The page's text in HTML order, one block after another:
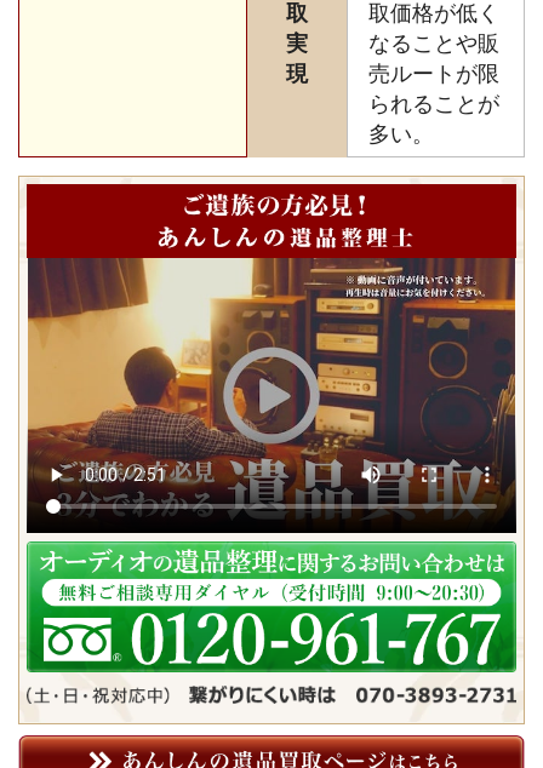
取
実
現
取価格が低く
なることや販
売ルートが限
られることが
多い。